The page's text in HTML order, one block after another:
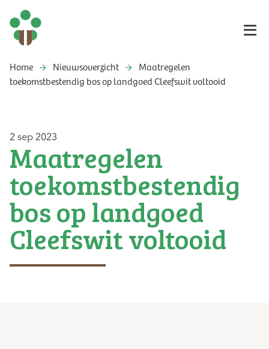
Home Nieuwsoverzicht
Maatregelen
toekomstbestendig bos op landgoed Cleefswit voltooid
2 sep 2023
Maatregelen
toekomstbestendig
bos op landgoed
Cleefswit voltooid